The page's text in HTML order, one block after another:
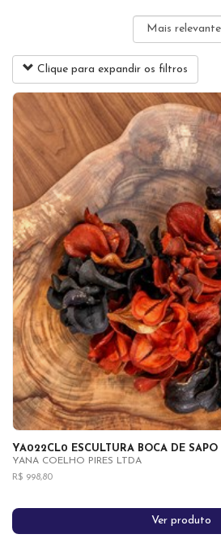
Clique para expandir os filtros
YA022CL0 ESCULTURA BOCA DE
YANA COELHO PIRES LTDA
R$ 998,80
Ver produto